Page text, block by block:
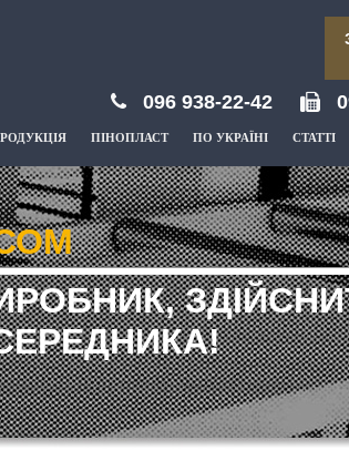
096 938-22-42
ПІНОПЛАСТ ПО УКРАЇНІ СТАТТІ